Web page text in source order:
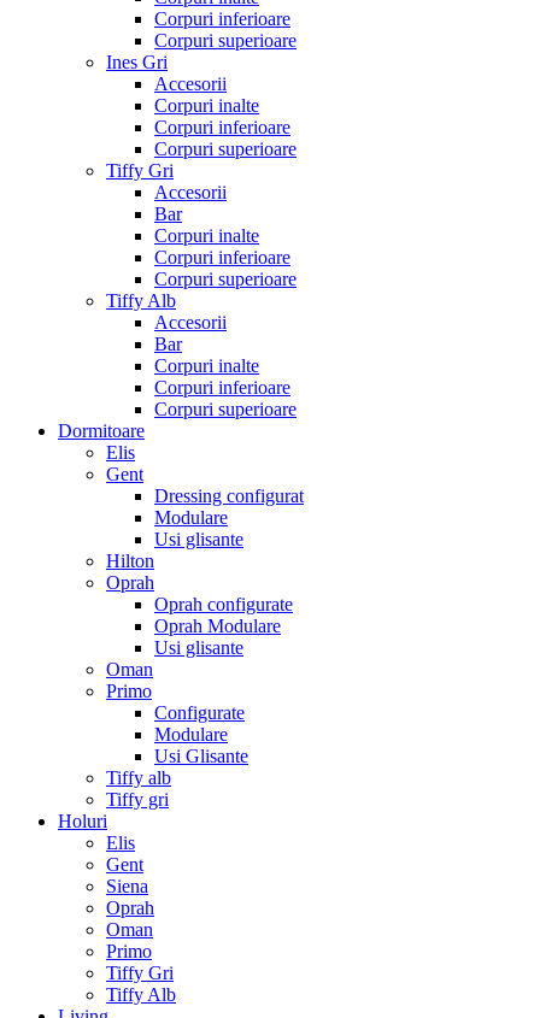
Corpuri inferioare
Corpuri superioare
Ines Gri
Accesorii
Corpuri inalte
Corpuri inferioare
Corpuri superioare
Tiffy Gri
Accesorii
Bar
Corpuri inalte
Corpuri inferioare
Corpuri superioare
Tiffy Alb
Accesorii
Bar
Corpuri inalte
Corpuri inferioare
Corpuri superioare
Dormitoare
Elis
Gent
Dressing configurat
Modulare
Usi glisante
Hilton
Oprah
Oprah configurate
Oprah Modulare
Usi glisante
Oman
Primo
Configurate
Modulare
Usi Glisante
Tiffy alb
Tiffy gri
Holuri
Elis
Gent
Siena
Oprah
Oman
Primo
Tiffy Gri
Tiffy Alb